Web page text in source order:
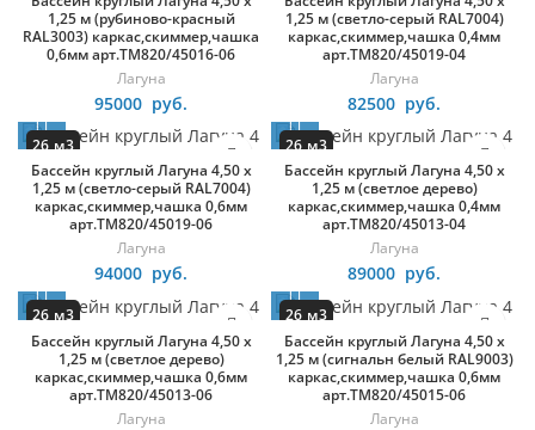
круг1,25 м (рубиново-красный
RAL3003) каркас,скиммер,чашка
0,6мм арт.ТМ820/45016-06
Лагуна
95000 руб.
круг
1,25 м (светло-серый RAL7004)
каркас,скиммер,чашка 0,4мм
арт.ТМ820/45019-04
Лагуна
82500 руб.
26 м3
круг
Бассейн круглый Лагуна 4,50 х
1,25 м (светло-серый RAL7004)
каркас,скиммер,чашка 0,6мм
арт.ТМ820/45019-06
Лагуна
94000 руб.
26 м3
круг
Бассейн круглый Лагуна 4,50 х
1,25 м (светлое дерево)
каркас,скиммер,чашка 0,4мм
арт.ТМ820/45013-04
Лагуна
89000 руб.
26 м3
круг
Бассейн круглый Лагуна 4,50 х
1,25 м (светлое дерево)
каркас,скиммер,чашка 0,6мм
арт.ТМ820/45013-06
Лагуна
26 м3
круг
Бассейн круглый Лагуна 4,50 х
1,25 м (сигнальн белый RAL9003)
каркас,скиммер,чашка 0,6мм
арт.ТМ820/45015-06
Лагуна